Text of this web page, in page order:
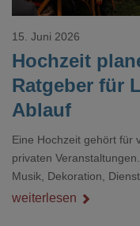
Hochzeit
Ratgeber für
Ablauf
15. Juni 2026
Eine Hochzeit gehört für
privaten
Musik, Dekoration,
zusammenpassen, damit
weiterlesen